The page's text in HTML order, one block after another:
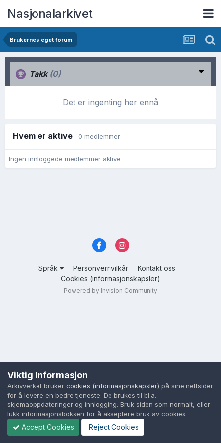
Nasjonalarkivet
Brukernes eget forum
Takk (0)
Det er ingenting her ennå
Hvem er aktive 0 medlemmer
Ingen innloggede medlemmer aktive
Språk Personvernvilkår
Kontakt oss
Cookies (informasjonskapsler)
Powered by Invision Community
Viktig Informasjon
Arkivverket bruker cookies (informasjonskapsler) på sine nettsider
for å levere en bedre tjeneste. De brukes til bl.a.
skjemaoppdateringer og innlogging. Bruk siden som normalt, eller
lukk informasjonsboksen for å akseptere bruk av cookies.
Accept Cookies Reject Cookies